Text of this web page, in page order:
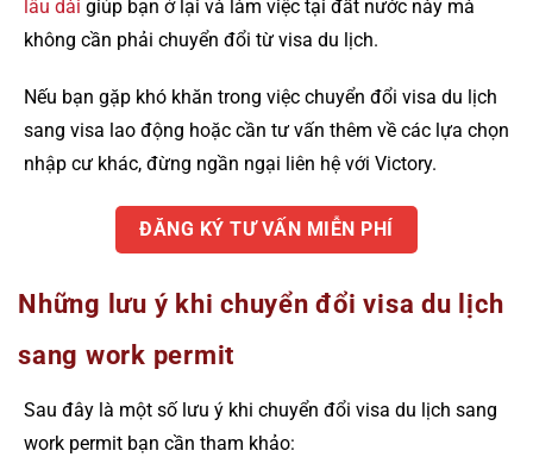
lâu dài giúp bạn ở lại và làm việc tại đất nước này mà
không cần phải chuyển đổi từ visa du lịch.
Nếu bạn gặp khó khăn trong việc chuyển đổi visa du lịch
sang visa lao động hoặc cần tư vấn thêm về các lựa chọn
nhập cư khác, đừng ngần ngại liên hệ với Victory.
ĐĂNG KÝ TƯ VẤN MIỄN PHÍ
Những lưu ý khi chuyển đổi visa du lịch
sang work permit
Sau đây là một số lưu ý khi chuyển đổi visa du lịch sang
work permit bạn cần tham khảo: